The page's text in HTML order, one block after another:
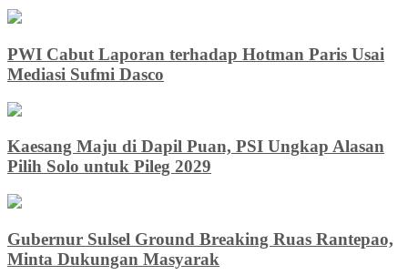
PWI Cabut Laporan terhadap Hotman Paris Usai
Mediasi Sufmi Dasco
Kaesang Maju di Dapil Puan, PSI Ungkap Alasan
Pilih Solo untuk Pileg 2029
Gubernur Sulsel Ground Breaking Ruas Rantepao,
Minta Dukungan Masyarak